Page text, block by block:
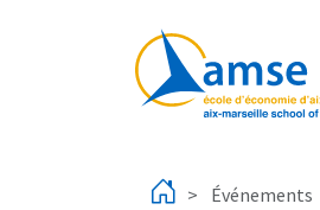
Événements